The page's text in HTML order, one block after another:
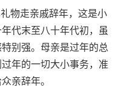
物走亲戚辞年，这是小
代末至八十年代初，虽
别强。母亲是过年的总
年的一切大小事务，准
亲辞年。